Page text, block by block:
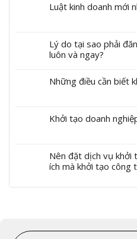
Luật kinh doanh mới
Lý do tại sao phải
luôn và ngay?
Những điều cần biết
Khởi tạo doanh
Nên đặt dịch vụ khởi
ích mà khởi tạo công